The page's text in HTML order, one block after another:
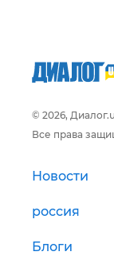
© 2026,
Все права
Новости
россия
Блоги